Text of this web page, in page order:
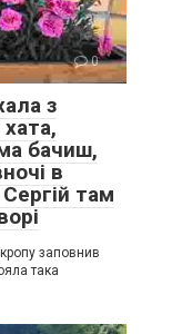
0
з
бачиш,
в
там
заповнив
така